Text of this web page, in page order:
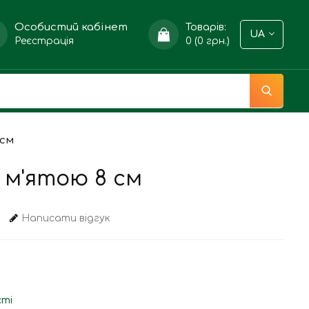
Особистий кабінет
Реєстрація
Товарів:
0 (0 грн.)
UA
м'ятою 8 см
Написати відгук